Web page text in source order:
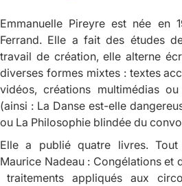
Emmanuelle Pireyre est née en
Ferrand. Elle a fait des études
travail de création, elle alterne
diverses formes mixtes : textes
vidéos, créations multimédias
(ainsi : La Danse est-elle
ou La Philosophie blindée du
Elle a publié quatre livres. Tout
Maurice Nadeau : Congélations et
traitements appliqués aux